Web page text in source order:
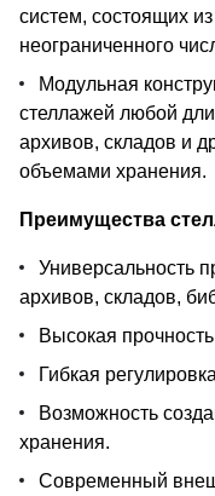
систем, состоящих
неограниченного
Модульная
стеллажей любой
архивов, складов и
объемами хранения.
Преимущества
Универсальность
архивов, складов,
Высокая
Гибкая
Возможность
хранения.
Современный